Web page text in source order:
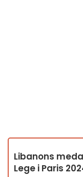
Libanons
Lege i Paris